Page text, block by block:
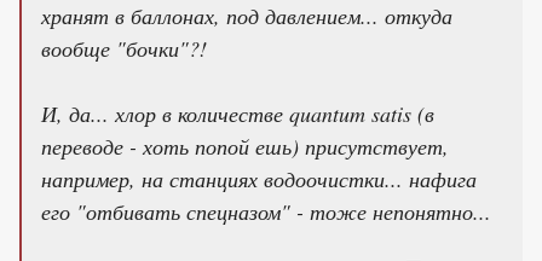
хранят в баллонах, под давлением... откуда
вообще "бочки"?!
И, да... хлор в количестве quantum satis (в
переводе - хоть попой ешь) присутствует,
например, на станциях водоочистки... нафига
его "отбивать спецназом" - тоже непонятно...